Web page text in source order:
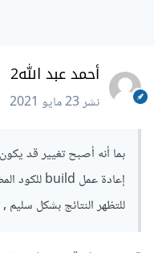
أحمد عبد الله2
نشر23 مايو 2021
بما أنه أصبح تغيير قد
للتظهر النتائج بشكل